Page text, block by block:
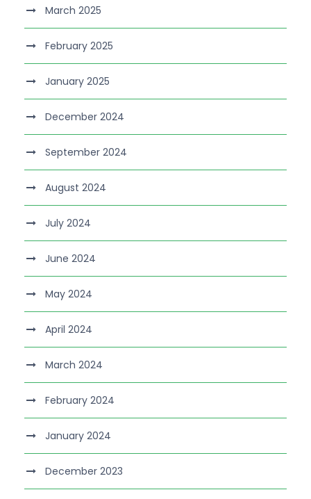
March 2025
February 2025
January 2025
December 2024
September 2024
August 2024
July 2024
June 2024
May 2024
April 2024
March 2024
February 2024
January 2024
December 2023